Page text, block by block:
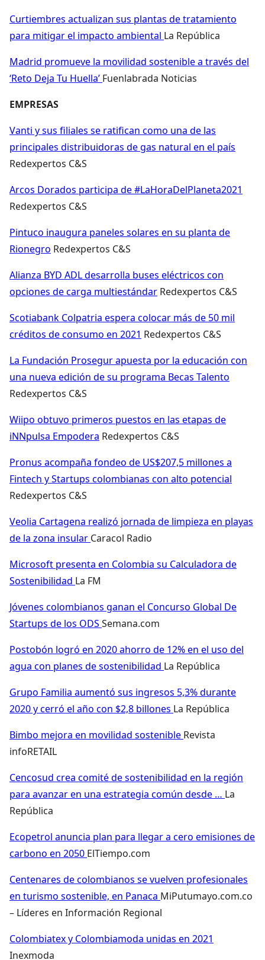
Curtiembres actualizan sus plantas de tratamiento
para mitigar el impacto ambiental La República
Madrid promueve la movilidad sostenible a través del
‘Reto Deja Tu Huella’ Fuenlabrada Noticias
EMPRESAS
Vanti y sus filiales se ratifican como una de las
principales distribuidoras de gas natural en el país
Redexpertos C&S
Arcos Dorados participa de #LaHoraDelPlaneta2021
Redexpertos C&S
Pintuco inaugura paneles solares en su planta de
Rionegro Redexpertos C&S
Alianza BYD ADL desarrolla buses eléctricos con
opciones de carga multiestándar Redexpertos C&S
Scotiabank Colpatria espera colocar más de 50 mil
créditos de consumo en 2021 Redexpertos C&S
La Fundación Prosegur apuesta por la educación con
una nueva edición de su programa Becas Talento
Redexpertos C&S
Wiipo obtuvo primeros puestos en las etapas de
iNNpulsa Empodera Redexpertos C&S
Pronus acompaña fondeo de US$207,5 millones a
Fintech y Startups colombianas con alto potencial
Redexpertos C&S
Veolia Cartagena realizó jornada de limpieza en playas
de la zona insular Caracol Radio
Microsoft presenta en Colombia su Calculadora de
Sostenibilidad La FM
Jóvenes colombianos ganan el Concurso Global De
Startups de los ODS Semana.com
Postobón logró en 2020 ahorro de 12% en el uso del
agua con planes de sostenibilidad La República
Grupo Familia aumentó sus ingresos 5,3% durante
2020 y cerró el año con $2,8 billones La República
Bimbo mejora en movilidad sostenible Revista
infoRETAIL
Cencosud crea comité de sostenibilidad en la región
para avanzar en una estrategia común desde … La
República
Ecopetrol anuncia plan para llegar a cero emisiones de
carbono en 2050 ElTiempo.com
Centenares de colombianos se vuelven profesionales
en turismo sostenible, en Panaca MiPutumayo.com.co
– Líderes en Información Regional
Colombiatex y Colombiamoda unidas en 2021
Inexmoda